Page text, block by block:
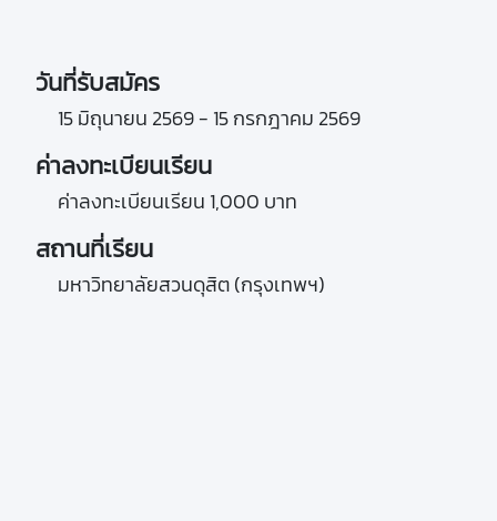
วันที่รับสมัคร
15 มิถุนายน 2569 - 15 กรกฎาคม 2569
ค่าลงทะเบียนเรียน
ค่าลงทะเบียนเรียน 1,000 บาท
สถานที่เรียน
มหาวิทยาลัยสวนดุสิต (กรุงเทพฯ)